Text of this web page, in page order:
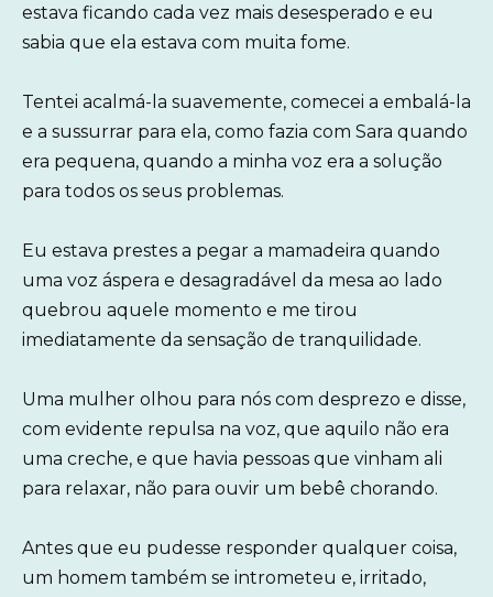
estava ficando cada vez mais desesperado e eu
sabia que ela estava com muita fome.
Tentei acalmá-la suavemente, comecei a embalá-la
e a sussurrar para ela, como fazia com Sara quando
era pequena, quando a minha voz era a solução
para todos os seus problemas.
Eu estava prestes a pegar a mamadeira quando
uma voz áspera e desagradável da mesa ao lado
quebrou aquele momento e me tirou
imediatamente da sensação de tranquilidade.
Uma mulher olhou para nós com desprezo e disse,
com evidente repulsa na voz, que aquilo não era
uma creche, e que havia pessoas que vinham ali
para relaxar, não para ouvir um bebê chorando.
Antes que eu pudesse responder qualquer coisa,
um homem também se intrometeu e, irritado,